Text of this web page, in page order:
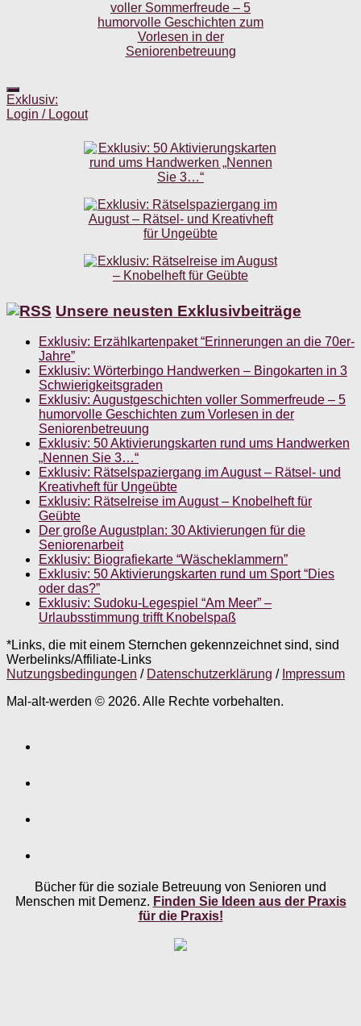
Exklusiv:
Login / Logout
Unsere neusten Exklusivbeiträge
Exklusiv: Erzählkartenpaket “Erinnerungen an die 70er-
Jahre”
Exklusiv: Wörterbingo Handwerken – Bingokarten in 3
Schwierigkeitsgraden
Exklusiv: Augustgeschichten voller Sommerfreude – 5
humorvolle Geschichten zum Vorlesen in der
Seniorenbetreuung
Exklusiv: 50 Aktivierungskarten rund ums Handwerken
„Nennen Sie 3…“
Exklusiv: Rätselspaziergang im August – Rätsel- und
Kreativheft für Ungeübte
Exklusiv: Rätselreise im August – Knobelheft für
Geübte
Der große Augustplan: 30 Aktivierungen für die
Seniorenarbeit
Exklusiv: Biografiekarte “Wäscheklammern”
Exklusiv: 50 Aktivierungskarten rund um Sport “Dies
oder das?”
Exklusiv: Sudoku-Legespiel “Am Meer” –
Urlaubsstimmung trifft Knobelspaß
*Links, die mit einem Sternchen gekennzeichnet sind, sind
Werbelinks/Affiliate-Links
Nutzungsbedingungen / Datenschutzerklärung / Impressum
Mal-alt-werden © 2026. Alle Rechte vorbehalten.
Bücher für die soziale Betreuung von Senioren und
Menschen mit Demenz. Finden Sie Ideen aus der Praxis
für die Praxis!